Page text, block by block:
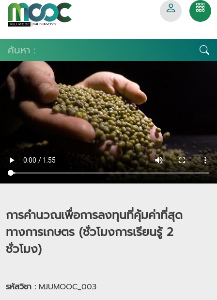
การคำนวณเพื่อการลงทุนที่คุ้มค่าที่สุด
ทางการเกษตร (ชั่วโมงการเรียนรู้ 2
ชั่วโมง)
รหัสวิชา : MJUMOOC_003